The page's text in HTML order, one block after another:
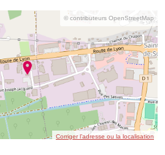
© contributeurs OpenStreetMap
Corriger l’adresse ou la localisation